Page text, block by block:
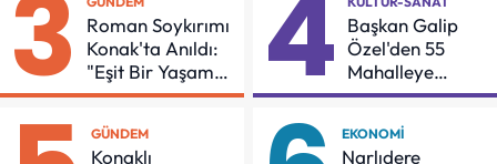
3
Roman Soykırımı
Konak'ta Anıldı:
"Eşit Bir Yaşam
İçin Mücadeleyi
4
Başkan Galip
Özel'den 55
Mahalleye
Çocuk Şenliği
GÜNDEM
Konaklı
EKONOMI
Narlıdere